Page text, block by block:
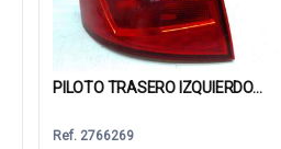
PILOTO TRASERO IZQUIERDO...
Ref. 2766269